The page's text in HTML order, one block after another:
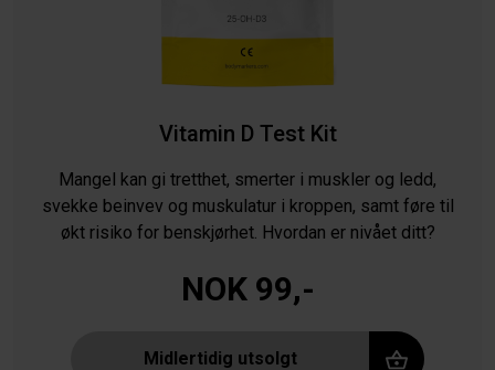
Vitamin D Test Kit
Mangel kan gi tretthet, smerter i muskler og ledd,
svekke beinvev og muskulatur i kroppen, samt føre til
økt risiko for benskjørhet. Hvordan er nivået ditt?
NOK 99,-
Midlertidig utsolgt